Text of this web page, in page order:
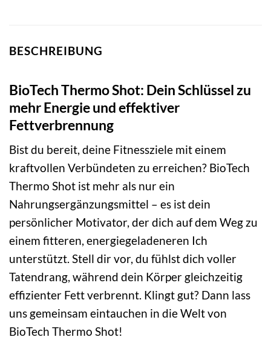
BESCHREIBUNG
BioTech Thermo Shot: Dein Schlüssel zu
mehr Energie und effektiver
Fettverbrennung
Bist du bereit, deine Fitnessziele mit einem
kraftvollen Verbündeten zu erreichen? BioTech
Thermo Shot ist mehr als nur ein
Nahrungsergänzungsmittel – es ist dein
persönlicher Motivator, der dich auf dem Weg zu
einem fitteren, energiegeladeneren Ich
unterstützt. Stell dir vor, du fühlst dich voller
Tatendrang, während dein Körper gleichzeitig
effizienter Fett verbrennt. Klingt gut? Dann lass
uns gemeinsam eintauchen in die Welt von
BioTech Thermo Shot!